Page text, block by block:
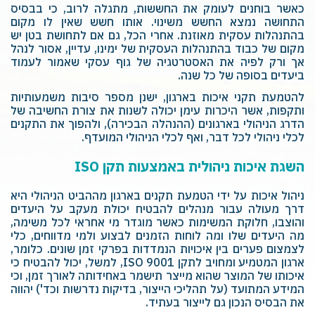
כאשר בוחנים לעומק את החששות, מתגלה לרוב, כי בבסיס
התחושה נמצא החשש משינוי. אותו חשש שאין לו מקום
בהתנהלות עסקית מאוזנת. אחרי הכל, גם אם לתחושת בטן יש
מקום של כבוד בהתנהלות העסקית של ימינו, עדיין, אסור לנהל
אך ורק לפיה את האסטרטגיה של גוף עסקי שאמור לעמוד
ביעדים בסופה של כל שנה.
להטמעת תקני איכות בארגון, ישנן מספר סיבות משמעותיות
ותקפות, אשר היכרות עימן יכולה לשנות את צורת החשיבה של
הדרג הניהולי בארגונים (ההנהלה הבכירה), ולהפוך את התקנים
לכלי ניהולי לכל דבר, ואף לכלי הניהולי המועדף.
השגת איכות ניהולית באמצעות תקן ISO
ניהול איכות על ידי הטמעת תקנים בארגון מההביט הניהולי היא
דרך מעולה עבור מנהלים להבטיח יכולת מעקב על היעדים
והוצבו, חלוקת המשימות כאשר מוגדר מי אחראי לכל משימה,
מה היעדים שלו ומה לוחות הזמנים לבצוע ולמי מדווחים, כלי
לצמצום פערים בין איכויות הנמדדות בפרקי זמן שונים. כלומר,
ארגון המטמיע ומחויב לתקן ISO 9001, למשל, יכול להבטיח כי
איכותו של המוצר שהוא מייצר תישמר באחידותה לאורך זמן, וכי
המידע המתועד (על תהליכי הייצור, בדיקות נדרשות וכד') יהווה
את הבסיס הנכון גם לייצור בעתיד.